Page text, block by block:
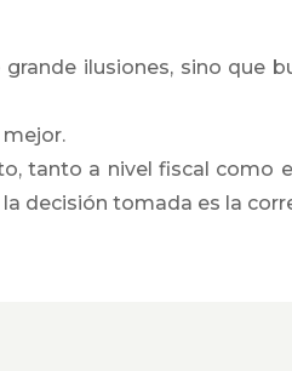
ilusiones, sino que
tanto a nivel fiscal como
decisión tomada es la